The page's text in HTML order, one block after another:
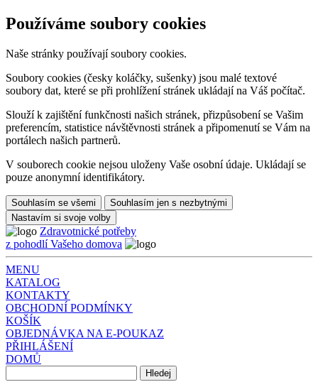
Používáme soubory cookies
Naše stránky používají soubory cookies.
Soubory cookies (česky koláčky, sušenky) jsou malé textové
soubory dat, které se při prohlížení stránek ukládají na Váš počítač.
Slouží k zajištění funkčnosti našich stránek, přizpůsobení se Vašim
preferencím, statistice návštěvnosti stránek a připomenutí se Vám na
portálech našich partnerů.
V souborech cookie nejsou uloženy Vaše osobní údaje. Ukládají se
pouze anonymní identifikátory.
Souhlasím se všemi
Souhlasím jen s nezbytnými
Nastavím si svoje volby
Zdravotnické potřeby
z pohodlí Vašeho domova
MENU
KATALOG
KONTAKTY
OBCHODNÍ PODMÍNKY
KOŠÍK
OBJEDNÁVKA NA E-POUKAZ
PŘIHLÁŠENÍ
DOMŮ